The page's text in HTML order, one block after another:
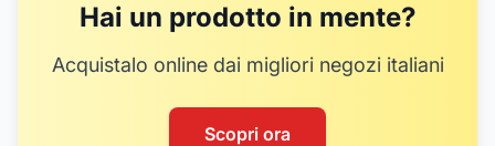
Hai un prodotto in mente?
Acquistalo online dai migliori negozi italiani
Scopri ora